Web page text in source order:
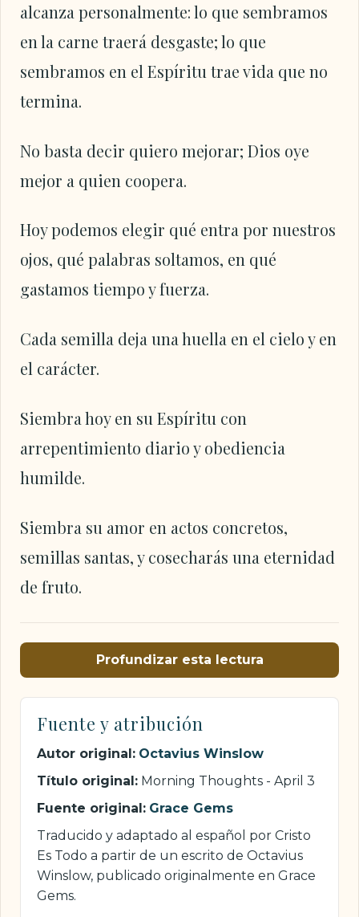
alcanza personalmente: lo que sembramos
en la carne traerá desgaste; lo que
sembramos en el Espíritu trae vida que no
termina.
No basta decir quiero mejorar; Dios oye
mejor a quien coopera.
Hoy podemos elegir qué entra por nuestros
ojos, qué palabras soltamos, en qué
gastamos tiempo y fuerza.
Cada semilla deja una huella en el cielo y en
el carácter.
Siembra hoy en su Espíritu con
arrepentimiento diario y obediencia
humilde.
Siembra su amor en actos concretos,
semillas santas, y cosecharás una eternidad
de fruto.
Profundizar esta lectura
Fuente y atribución
Autor original: Octavius Winslow
Título original: Morning Thoughts - April 3
Fuente original: Grace Gems
Traducido y adaptado al español por Cristo
Es Todo a partir de un escrito de Octavius
Winslow, publicado originalmente en Grace
Gems.